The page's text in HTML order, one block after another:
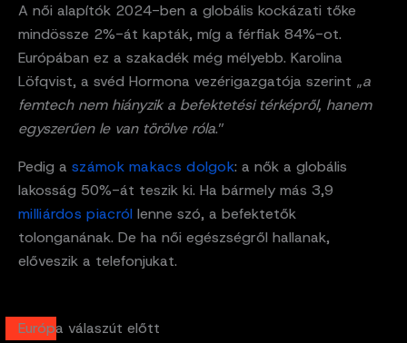
A női alapítók 2024-ben a globális kockázati tőke
mindössze 2%-át kapták, míg a férfiak 84%-ot.
Európában ez a szakadék még mélyebb. Karolina
Löfqvist, a svéd Hormona vezérigazgatója szerint „a
femtech nem hiányzik a befektetési térképről, hanem
egyszerűen le van törölve róla.”
Pedig a számok makacs dolgok: a nők a globális
lakosság 50%-át teszik ki. Ha bármely más 3,9
milliárdos piacról lenne szó, a befektetők
tolonganának. De ha női egészségről hallanak,
előveszik a telefonjukat.
Európa válaszút előtt